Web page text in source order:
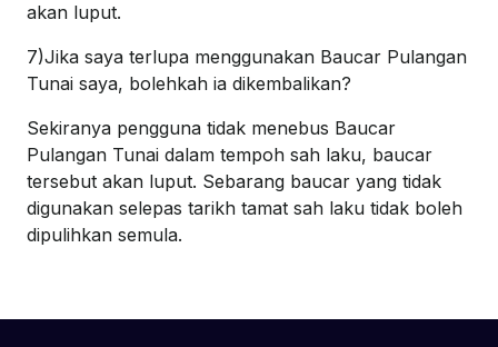
akan luput.
7)Jika saya terlupa menggunakan Baucar Pulangan
Tunai saya, bolehkah ia dikembalikan?
Sekiranya pengguna tidak menebus Baucar
Pulangan Tunai dalam tempoh sah laku, baucar
tersebut akan luput. Sebarang baucar yang tidak
digunakan selepas tarikh tamat sah laku tidak boleh
dipulihkan semula.